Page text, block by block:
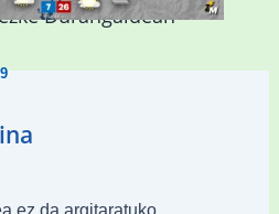
Durangaldean
ez da argitaratuko.